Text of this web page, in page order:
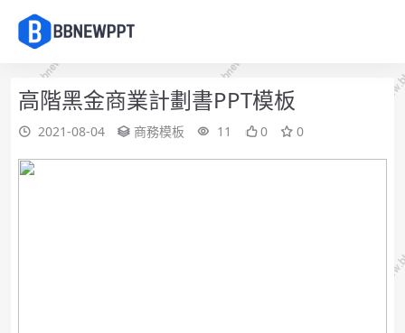
高階黑金商業計劃書PPT模板
2021-08-04 商務模板 11 0 0